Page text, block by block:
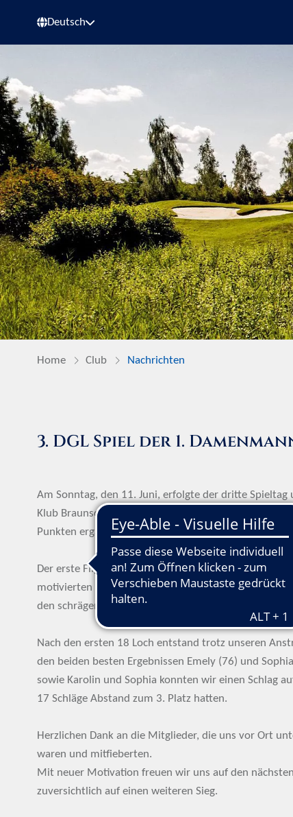
Deutsch
Home Club Nachrichten
3. DGL Spiel der 1.
Am Sonntag, den 11. Juni, erfolgte der dritte
Klub Braunschweig. Nach langen, sehr heißen 36-
Punkten ergattern, hinter dem Gastgeberclub
Der erste Flight startete um 7:45 Uhr in der Früh vor
motivierten uns, allerdings stellte der Platz mit
den schrägen Grüns eine Herausforderung dar.
Nach den ersten 18 Loch entstand trotz unseren
den beiden besten Ergebnissen Emely (76) und
sowie Karolin und Sophia konnten wir einen Schlag
17 Schläge Abstand zum 3. Platz hatten.
Herzlichen Dank an die Mitglieder, die uns vor Ort
waren und mitfieberten.
Mit neuer Motivation freuen wir uns auf den
zuversichtlich auf einen weiteren Sieg.